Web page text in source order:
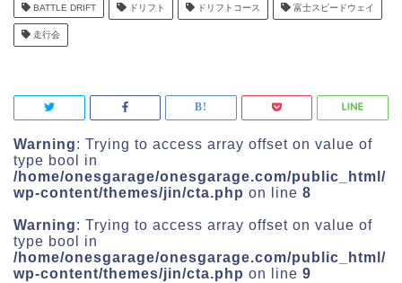
BATTLE DRIFT ドリフト ドリフトコース 富士スピードウェイ
走行会
Warning: Trying to access array offset on value of
type bool in
/home/onesgarage/onesgarage.com/public_html/
wp-content/themes/jin/cta.php on line 8
Warning: Trying to access array offset on value of
type bool in
/home/onesgarage/onesgarage.com/public_html/
wp-content/themes/jin/cta.php on line 9